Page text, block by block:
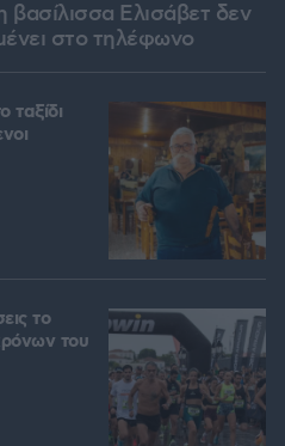
Ελισάβετ δεν
στο τηλέφωνο
το
του